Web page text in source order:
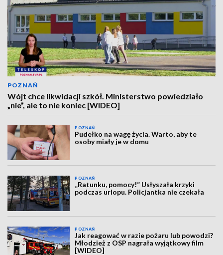
POZNAŃ
Wójt chce likwidacji szkół. Ministerstwo powiedziało
„nie”, ale to nie koniec [WIDEO]
POZNAŃ
Pudełko na wagę życia. Warto, aby te
osoby miały je w domu
POZNAŃ
„Ratunku, pomocy!” Usłyszała krzyki
podczas urlopu. Policjantka nie czekała
POZNAŃ
Jak reagować w razie pożaru lub powodzi?
Młodzież z OSP nagrała wyjątkowy film
[WIDEO]